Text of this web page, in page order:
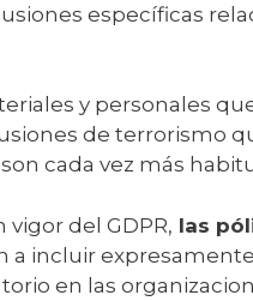
específicas
y personales
de terrorismo
cada vez más
vigor del GDPR, las
a incluir
en las